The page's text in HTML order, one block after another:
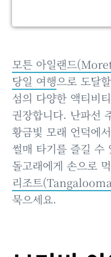
모튼 아일랜드
당일 여행으로 도달
섬의 다양한 액티비
권장합니다. 난파선
황금빛 모래 언덕에
썰매 타기를 즐길 수
돌고래에게 손으로
리조트
묵으세요.